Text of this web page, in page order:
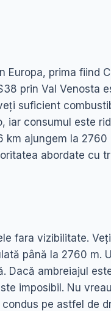
prima fiind
prin Val Venosta
suficient
iar consumul este
ajungem la 2760
abordate cu
fara vizibilitate.
până la 2760 m.
Dacă ambreiajul
imposibil. Nu
pe astfel de